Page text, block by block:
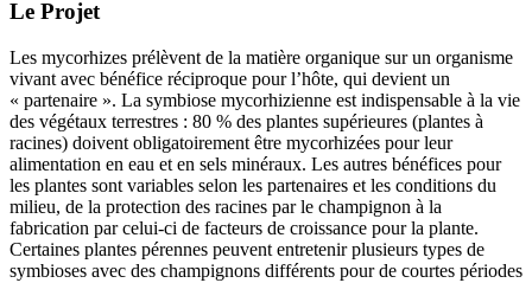
Le Projet
Les mycorhizes prélèvent de la matière organique sur un organisme
vivant avec bénéfice réciproque pour l’hôte, qui devient un
« partenaire ». La symbiose mycorhizienne est indispensable à la vie
des végétaux terrestres : 80 % des plantes supérieures (plantes à
racines) doivent obligatoirement être mycorhizées pour leur
alimentation en eau et en sels minéraux. Les autres bénéfices pour
les plantes sont variables selon les partenaires et les conditions du
milieu, de la protection des racines par le champignon à la
fabrication par celui-ci de facteurs de croissance pour la plante.
Certaines plantes pérennes peuvent entretenir plusieurs types de
symbioses avec des champignons différents pour de courtes périodes